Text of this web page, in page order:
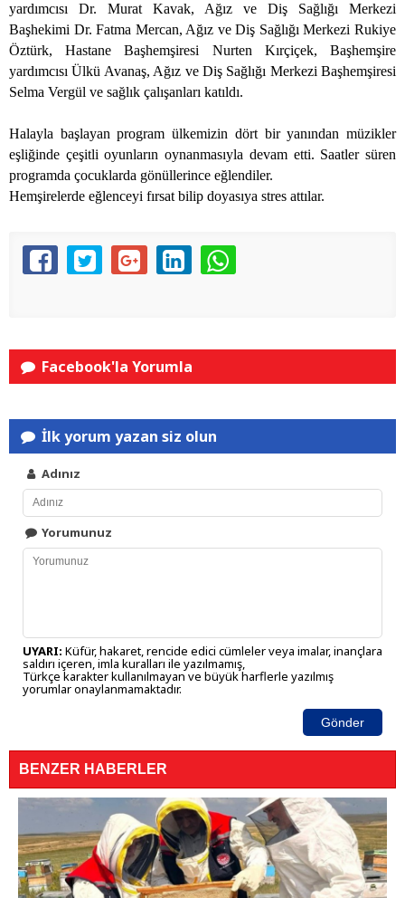
yardımcısı Dr. Murat Kavak, Ağız ve Diş Sağlığı Merkezi
Başhekimi Dr. Fatma Mercan, Ağız ve Diş Sağlığı Merkezi Rukiye
Öztürk, Hastane Başhemşiresi Nurten Kırçiçek, Başhemşire
yardımcısı Ülkü Avanaş, Ağız ve Diş Sağlığı Merkezi Başhemşiresi
Selma Vergül ve sağlık çalışanları katıldı.
Halayla başlayan program ülkemizin dört bir yanından müzikler
eşliğinde çeşitli oyunların oynanmasıyla devam etti. Saatler süren
programda çocuklarda gönüllerince eğlendiler.
Hemşirelerde eğlenceyi fırsat bilip doyasıya stres attılar.
Facebook'la Yorumla
İlk yorum yazan siz olun
Adınız
Yorumunuz
UYARI: Küfür, hakaret, rencide edici cümleler veya imalar, inançlara
saldırı içeren, imla kuralları ile yazılmamış,
Türkçe karakter kullanılmayan ve büyük harflerle yazılmış
yorumlar onaylanmamaktadır.
Gönder
BENZER HABERLER